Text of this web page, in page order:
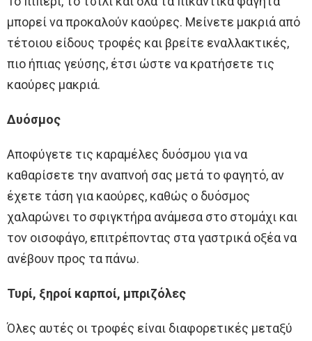
μπορεί να προκαλούν καούρες. Μείνετε μακριά από
τέτοιου είδους τροφές και βρείτε εναλλακτικές,
πιο ήπιας γεύσης, έτσι ώστε να κρατήσετε τις
καούρες μακριά.
Δυόσμος
Αποφύγετε τις καραμέλες δυόσμου για να
καθαρίσετε την αναπνοή σας μετά το φαγητό, αν
έχετε τάση για καούρες, καθώς ο δυόσμος
χαλαρώνει το σφιγκτήρα ανάμεσα στο στομάχι και
τον οισοφάγο, επιτρέποντας στα γαστρικά οξέα να
ανέβουν προς τα πάνω.
Τυρί, ξηροί καρποί, μπριζόλες
Όλες αυτές οι τροφές είναι διαφορετικές μεταξύ